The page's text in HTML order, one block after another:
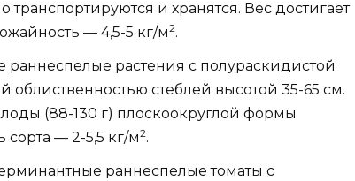
и хранятся. Вес достигает
— 4,5-5 кг/м2.
раннеспелые растения с полураскидистой
стеблей высотой 35-65 см.
(88-130 г) плоскоокруглой формы
сорта — 2-5,5 кг/м2.
раннеспелые томаты с